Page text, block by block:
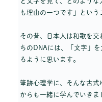
も理由の一つです」という
その昔、日本人は和歌を
ちのDNAには、「文字」
るように思います。
筆跡心理学に、そんな古
からも一緒に学んでいきま